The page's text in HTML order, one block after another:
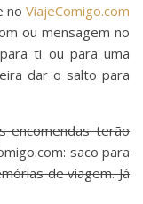
no ViajeComigo.com
ou mensagem no
ti ou para uma
dar o salto para
encomendas terão
saco para
de viagem. Já